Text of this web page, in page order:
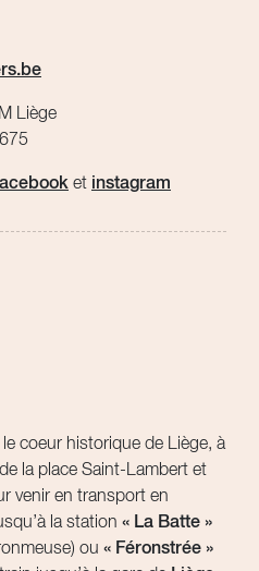
Liège
et instagram
coeur historique de Liège, à
la place Saint-Lambert et
venir en transport en
la station « La Batte »
ou « Féronstrée »